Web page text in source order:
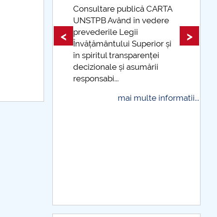
Superior și
Taxe de școlarizare
indexate Taxele se pot
și cu cardul
< >